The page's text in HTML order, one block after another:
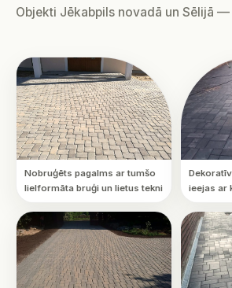
Objekti Jēkabpils novadā un Sēlijā
Nobruģēts pagalms ar tumšo
lielformāta bruģi un lietus tekni
ieejas ar